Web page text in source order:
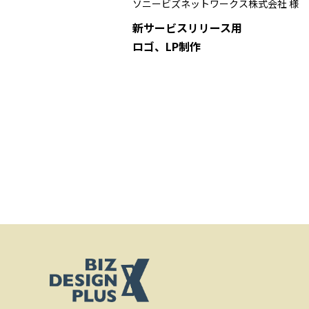
ソニービズネットワークス株式会社 様
新サービスリリース用
ロゴ、LP制作